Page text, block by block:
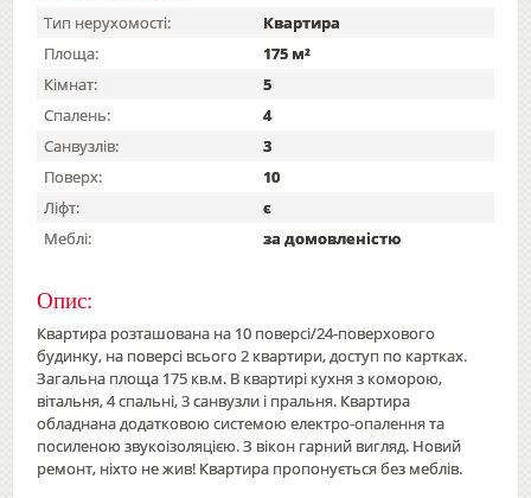
Тип нерухомості:
Квартира
Площа:
175 м²
Кімнат:
5
Спалень:
4
Санвузлів:
3
Поверх:
10
Ліфт:
є
Меблі:
за домовленістю
Опис:
Квартира розташована на 10 поверсі/24-поверхового
будинку, на поверсі всього 2 квартири, доступ по картках.
Загальна площа 175 кв.м. В квартирі кухня з коморою,
вітальня, 4 спальні, 3 санвузли і пральня. Квартира
обладнана додатковою системою електро-опалення та
посиленою звукоізоляцією. З вікон гарний вигляд. Новий
ремонт, ніхто не жив! Квартира пропонується без меблів.